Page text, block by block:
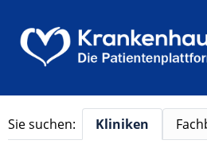
Sie suchen: Kliniken